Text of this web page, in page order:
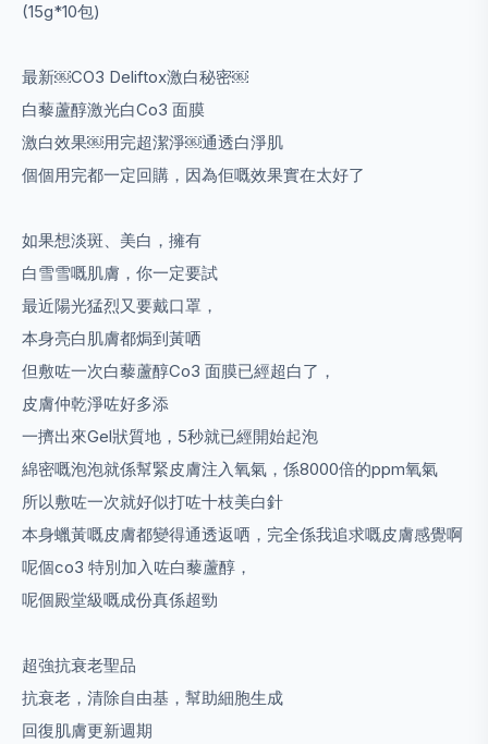
(15g*10包)
最新￼CO3 Deliftox激白秘密￼
白藜蘆醇激光白Co3 面膜
激白效果￼用完超潔淨￼通透白淨肌
個個用完都一定回購，因為佢嘅效果實在太好了
如果想淡斑、美白，擁有
白雪雪嘅肌膚，你一定要試
最近陽光猛烈又要戴口罩，
本身亮白肌膚都焗到黃哂
但敷咗一次白藜蘆醇Co3 面膜已經超白了，
皮膚仲乾淨咗好多添
一擠出來Gel狀質地， 5秒就已經開始起泡
綿密嘅泡泡就係幫緊皮膚注入氧氣，係8000倍的ppm氧氣
所以敷咗一次就好似打咗十枝美白針
本身蠟黃嘅皮膚都變得通透返哂，完全係我追求嘅皮膚感覺啊
呢個co3 特別加入咗白藜蘆醇，
呢個殿堂級嘅成份真係超勁
超強抗衰老聖品
抗衰老，清除自由基，幫助細胞生成
回復肌膚更新週期